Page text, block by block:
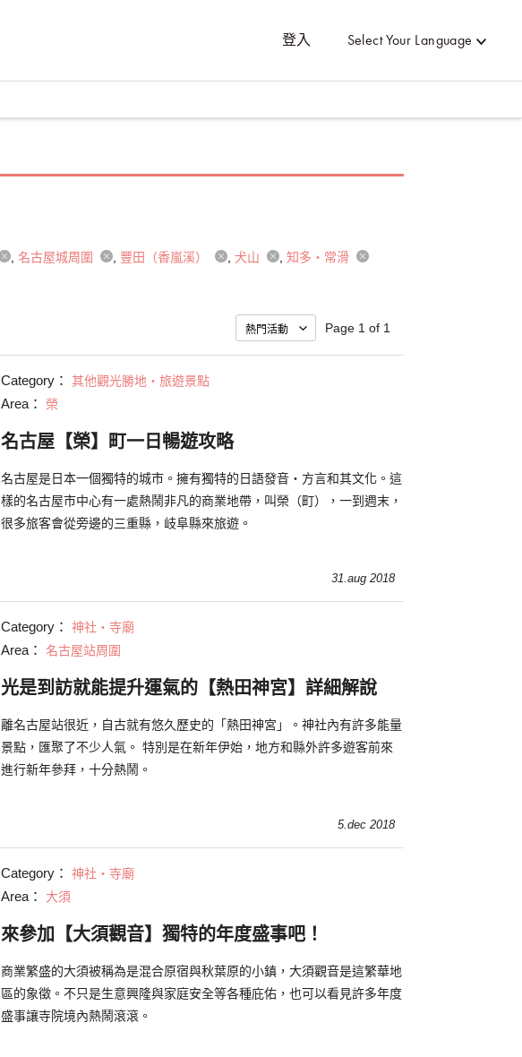
登入 Select Your Language
名古屋城周圍 豐田（香嵐溪） 犬山
知多・常滑
Page 1 of 1
Category： 其他觀光勝地・旅遊景點
Area： 榮
名古屋【榮】町一日暢遊攻略
名古屋是日本一個獨特的城市。擁有獨特的日語發音・方言和其文化。這
樣的名古屋市中心有一處熱鬧非凡的商業地帶，叫榮（町），一到週末，
很多旅客會從旁邊的三重縣，岐阜縣來旅遊。
31.aug 2018
Category： 神社・寺廟
Area： 名古屋站周圍
光是到訪就能提升運氣的【熱田神宮】詳細解說
離名古屋站很近，自古就有悠久歷史的「熱田神宮」。神社內有許多能量
景點，匯聚了不少人氣。 特別是在新年伊始，地方和縣外許多遊客前來
進行新年參拜，十分熱鬧。
5.dec 2018
Category： 神社・寺廟
Area： 大須
來參加【大須觀音】獨特的年度盛事吧！
商業繁盛的大須被稱為是混合原宿與秋葉原的小鎮，大須觀音是這繁華地
區的象徵。不只是生意興隆與家庭安全等各種庇佑，也可以看見許多年度
盛事讓寺院境內熱鬧滾滾。